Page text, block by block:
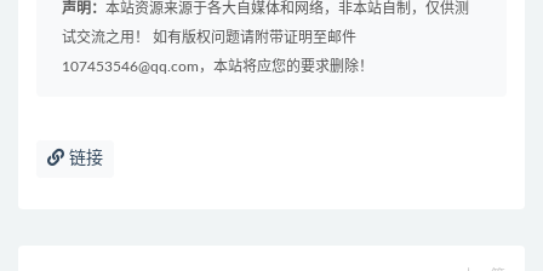
声明： 本站资源来源于各大自媒体和网络，非本站自制，仅供测
试交流之用！ 如有版权问题请附带证明至邮件
107453546@qq.com，本站将应您的要求删除！
链接